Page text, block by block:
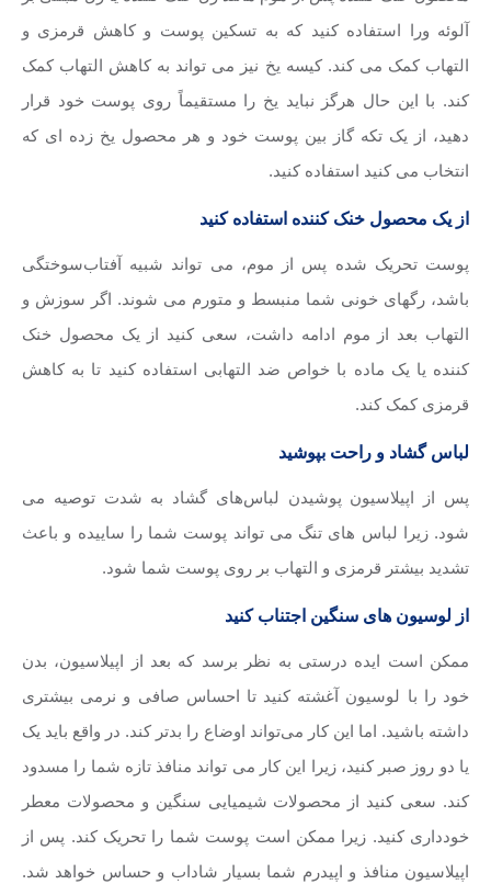
آلوئه ورا استفاده کنید که به تسکین پوست و کاهش قرمزی و
التهاب کمک می کند. کیسه یخ نیز می تواند به کاهش التهاب کمک
کند. با این حال هرگز نباید یخ را مستقیماً روی پوست خود قرار
دهید، از یک تکه گاز بین پوست خود و هر محصول یخ زده ای که
انتخاب می کنید استفاده کنید.
از یک محصول خنک کننده استفاده کنید
پوست تحریک شده پس از موم، می تواند شبیه آفتاب‌سوختگی
باشد، رگهای خونی شما منبسط و متورم می شوند. اگر سوزش و
التهاب بعد از موم ادامه داشت، سعی کنید از یک محصول خنک
کننده یا یک ماده با خواص ضد التهابی استفاده کنید تا به کاهش
قرمزی کمک کند.
لباس گشاد و راحت بپوشید
پس از اپیلاسیون پوشیدن لباس‌های گشاد به شدت توصیه می
شود. زیرا لباس های تنگ می تواند پوست شما را ساییده و باعث
تشدید بیشتر قرمزی و التهاب بر روی پوست شما شود.
از لوسیون های سنگین اجتناب کنید
ممکن است ایده درستی به نظر برسد که بعد از اپیلاسیون، بدن
خود را با لوسیون آغشته کنید تا احساس صافی و نرمی بیشتری
داشته باشید. اما این کار می‌تواند اوضاع را بدتر کند. در واقع باید یک
یا دو روز صبر کنید، زیرا این کار می تواند منافذ تازه شما را مسدود
کند. سعی کنید از محصولات شیمیایی سنگین و محصولات معطر
خودداری کنید. زیرا ممکن است پوست شما را تحریک کند. پس از
اپیلاسیون منافذ و اپیدرم شما بسیار شاداب و حساس خواهد شد.